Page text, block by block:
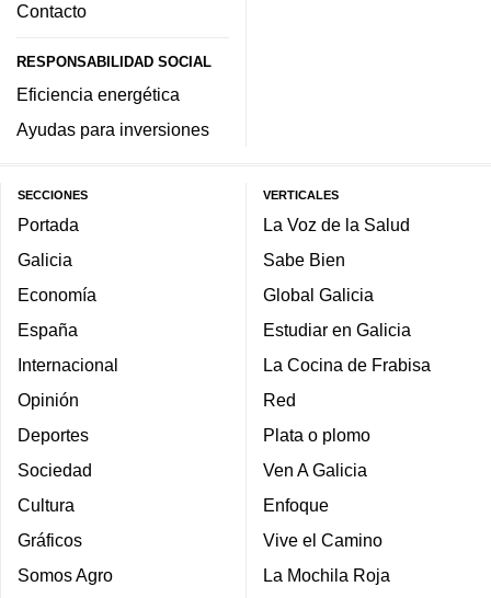
Contacto
RESPONSABILIDAD SOCIAL
Eficiencia energética
Ayudas para inversiones
SECCIONES
Portada
Galicia
Economía
España
Internacional
Opinión
Deportes
Sociedad
Cultura
Gráficos
Somos Agro
VERTICALES
La Voz de la Salud
Sabe Bien
Global Galicia
Estudiar en Galicia
La Cocina de Frabisa
Red
Plata o plomo
Ven A Galicia
Enfoque
Vive el Camino
La Mochila Roja